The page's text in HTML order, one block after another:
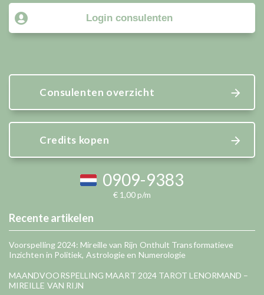
Login consulenten
Consulenten overzicht
Credits kopen
0909-9383
€ 1,00 p/m
Recente artikelen
Voorspelling 2024: Mireille van Rijn Onthult Transformatieve
Inzichten in Politiek, Astrologie en Numerologie
MAANDVOORSPELLING MAART 2024 TAROT LENORMAND –
MIREILLE VAN RIJN